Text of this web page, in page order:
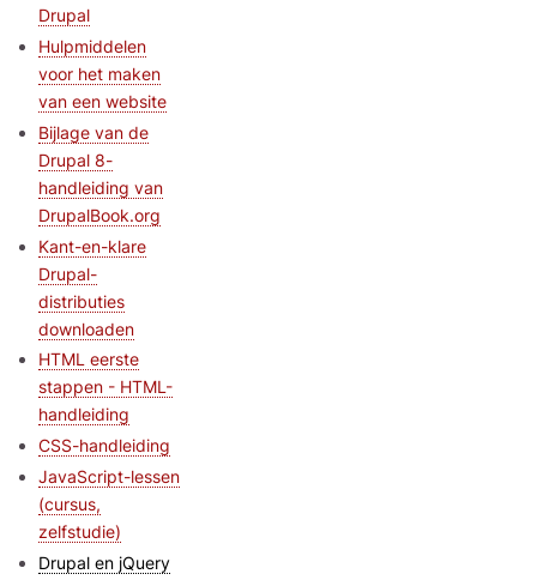
Drupal
Hulpmiddelen
voor het maken
van een website
Bijlage van de
Drupal 8-
handleiding van
DrupalBook.org
Kant-en-klare
Drupal-
distributies
downloaden
HTML eerste
stappen - HTML-
handleiding
CSS-handleiding
JavaScript-lessen
(cursus,
zelfstudie)
Drupal en jQuery